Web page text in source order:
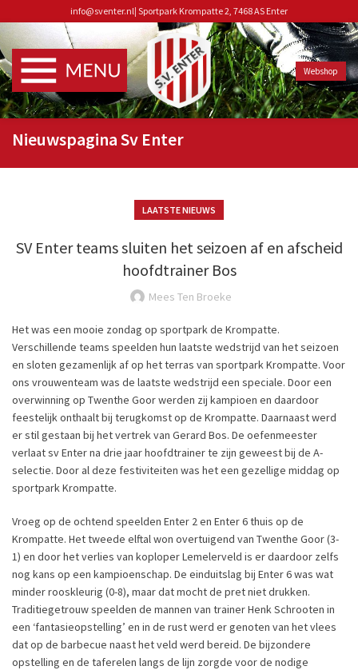
info@sventer.nl| Sportpark Krompatte 2, 7468 AS Enter
Webshop
Nieuwspagina Sv Enter
LAATSTE NIEUWS
SV Enter teams sluiten het seizoen af en afscheid
hoofdtrainer Bos
Mees Ten Broeke
Het was een mooie zondag op sportpark de Krompatte.
Verschillende teams speelden hun laatste wedstrijd van het seizoen
en sloten gezamenlijk af op het terras van sportpark Krompatte. Voor
ons vrouwenteam was de laatste wedstrijd een speciale. Door een
overwinning op Twenthe Goor werden zij kampioen en daardoor
feestelijk onthaalt bij terugkomst op de Krompatte. Daarnaast werd
er stil gestaan bij het vertrek van Gerard Bos. De oefenmeester
verlaat sv Enter na drie jaar hoofdtrainer te zijn geweest bij de A-
selectie. Door al deze festiviteiten was het een gezellige middag op
sportpark Krompatte.
Vroeg op de ochtend speelden Enter 2 en Enter 6 thuis op de
Krompatte. Het tweede elftal won overtuigend van Twenthe Goor (3-
1) en door het verlies van koploper Lemelerveld is er daardoor zelfs
nog kans op een kampioenschap. De einduitslag bij Enter 6 was wat
minder rooskleurig (0-8), maar dat mocht de pret niet drukken.
Traditiegetrouw speelden de mannen van trainer Henk Schrooten in
een ‘fantasieopstelling’ en in de rust werd er genoten van het vlees
dat op de barbecue naast het veld werd bereid. De bijzondere
opstelling en de taferelen langs de lijn zorgde voor de nodige